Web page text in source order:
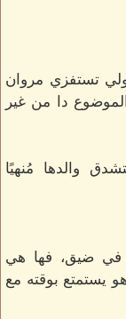
تستفزي مروان
دا من غير
والدها مُنهيًا
في ضيق، فها هي
يستمتع بوقته مع